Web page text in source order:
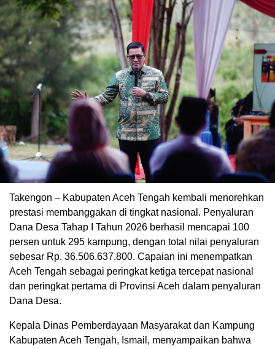
Takengon – Kabupaten Aceh Tengah kembali menorehkan
prestasi membanggakan di tingkat nasional. Penyaluran
Dana Desa Tahap I Tahun 2026 berhasil mencapai 100
persen untuk 295 kampung, dengan total nilai penyaluran
sebesar Rp. 36.506.637.800. Capaian ini menempatkan
Aceh Tengah sebagai peringkat ketiga tercepat nasional
dan peringkat pertama di Provinsi Aceh dalam penyaluran
Dana Desa.
Kepala Dinas Pemberdayaan Masyarakat dan Kampung
Kabupaten Aceh Tengah, Ismail, menyampaikan bahwa